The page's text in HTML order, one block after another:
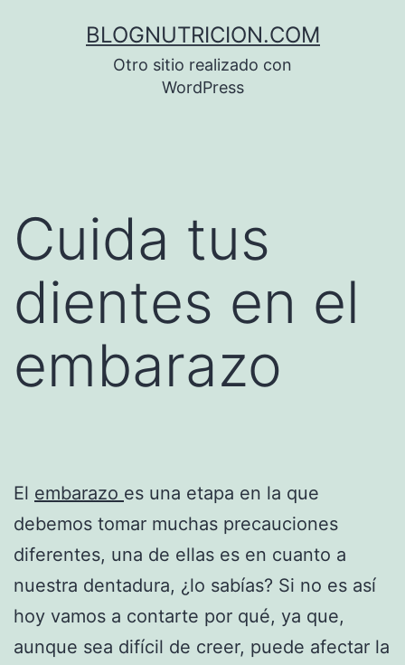
BLOGNUTRICION.COM
Otro sitio realizado con
WordPress
Cuida tus
dientes en el
embarazo
El embarazo es una etapa en la que
debemos tomar muchas precauciones
diferentes, una de ellas es en cuanto a
nuestra dentadura, ¿lo sabías? Si no es así
hoy vamos a contarte por qué, ya que,
aunque sea difícil de creer, puede afectar la